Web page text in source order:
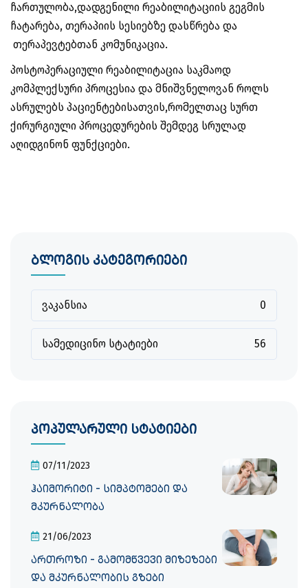
ჩართულობა,დადგენილი რეაბილიტაციის გეგმის
ჩატარება, თერაპიის სესიებზე დასწრება და
თერაპევტებთან კომუნიკაცია.
პოსტოპერაციული რეაბილიტაცია საკმაოდ
კომპლექსური პროცესია და მნიშვნელოვან როლს
ასრულებს პაციენტებისათვის,რომელთაც სურთ
ქირურგიული პროცედურების შემდეგ სრულად
აღიდგინონ ფუნქციები.
ბლოგის კატეგორიები
ვაკანსია 0
სამედიცინო სტატიები 56
პოპულარული სტატიები
07/11/2023
ჰაიმორიტი - სიმპტომები და
მკურნალობა
21/06/2023
ართროზი - გამომწვევი მიზეზები
და მკურნალობის გზები